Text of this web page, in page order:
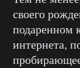
своего
подаренном
интернета,